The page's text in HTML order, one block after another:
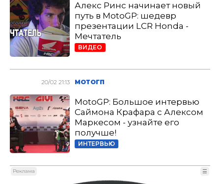
Алекс Ринс начинает новый
путь в MotoGP: шедевр
презентации LCR Honda -
Мечтатель
ВИДЕО
20/02 21:13 МОТОГП
MotoGP: Большое интервью
Саймона Крафара с Алексом
Маркесом - узнайте его
получше!
ИНТЕРВЬЮ
Реклама ☰